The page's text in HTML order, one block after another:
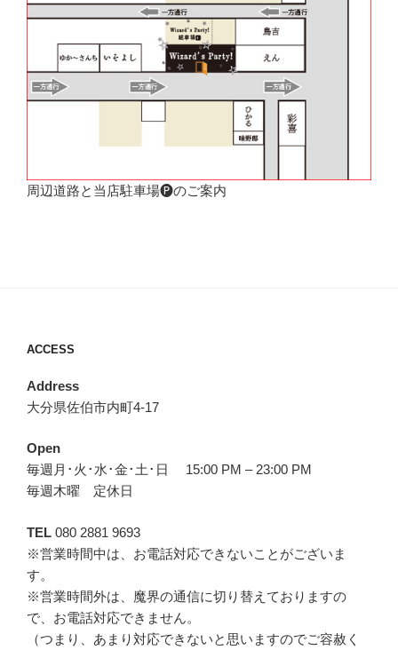
周辺道路と当店駐車場🅟のご案内
ACCESS
Address
大分県佐伯市内町4-17
Open
毎週月･火･水･金･土･日 15:00 PM – 23:00 PM
毎週木曜 定休日
TEL 080 2881 9693
※営業時間中は、お電話対応できないことがございま
す。
※営業時間外は、魔界の通信に切り替えておりますの
で、お電話対応できません。
（つまり、あまり対応できないと思いますのでご容赦く